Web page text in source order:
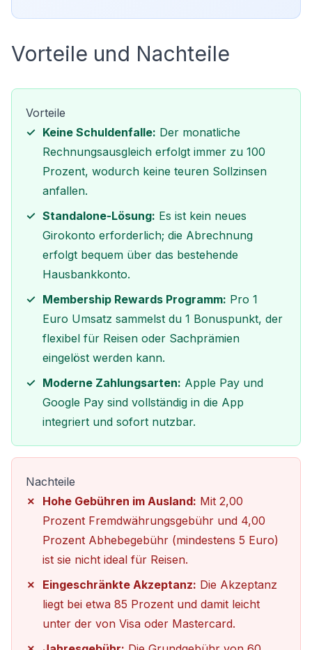
Vorteile und Nachteile
Vorteile
Keine Schuldenfalle: Der monatliche
Rechnungsausgleich erfolgt immer zu 100
Prozent, wodurch keine teuren Sollzinsen
anfallen.
Standalone-Lösung: Es ist kein neues
Girokonto erforderlich; die Abrechnung
erfolgt bequem über das bestehende
Hausbankkonto.
Membership Rewards Programm: Pro 1
Euro Umsatz sammelst du 1 Bonuspunkt, der
flexibel für Reisen oder Sachprämien
eingelöst werden kann.
Moderne Zahlungsarten: Apple Pay und
Google Pay sind vollständig in die App
integriert und sofort nutzbar.
Nachteile
Hohe Gebühren im Ausland: Mit 2,00
Prozent Fremdwährungsgebühr und 4,00
Prozent Abhebegebühr (mindestens 5 Euro)
ist sie nicht ideal für Reisen.
Eingeschränkte Akzeptanz: Die Akzeptanz
liegt bei etwa 85 Prozent und damit leicht
unter der von Visa oder Mastercard.